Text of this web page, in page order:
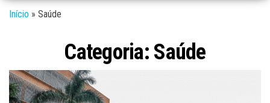
Início » Saúde
Categoria: Saúde